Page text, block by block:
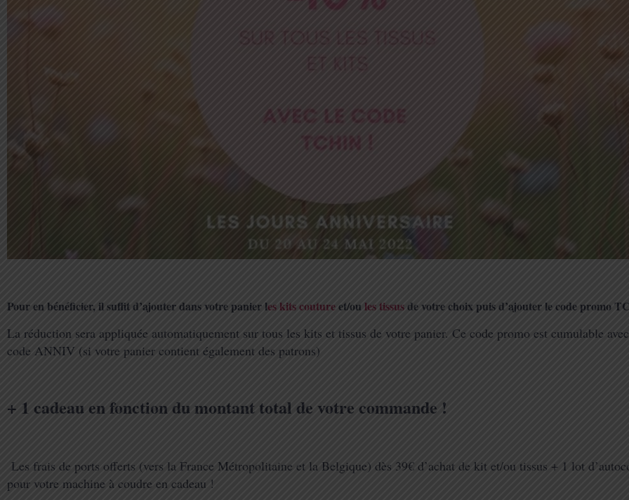
Pour en bénéficier, il suffit d’ajouter dans votre panier les kits coutureet/ou les tissusde votre choix puis d’ajouter le code promo
La réduction sera appliquée automatiquement sur tous les kits et tissus de votre panier. Ce code promo est cumulable
code ANNIV (si votre panier contient également des patrons)
+ 1 cadeau en fonction du montant total de votre commande !
Les frais de ports offerts (vers la France Métropolitaine et la Belgique) dès 39€ d’achat de kit et/ou tissus + 1 lot
pour votre machine à coudre en cadeau !